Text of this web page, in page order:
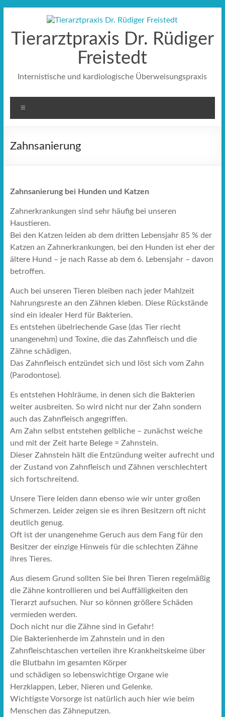
springen
Tierarztpraxis Dr. Rüdiger
Freistedt
Internistische und kardiologische Überweisungspraxis
Zahnsanierung
Zahnsanierung bei Hunden und Katzen
Zahnerkrankungen sind sehr häufig bei unseren
Haustieren.
Bei den Katzen leiden ab dem dritten Lebensjahr 85 % der
Katzen an Zahnerkrankungen, bei den Hunden ist eher der
ältere Hund – je nach Rasse ab dem 6. Lebensjahr – davon
betroffen.
Auch bei unseren Tieren bleiben nach jeder Mahlzeit
Nahrungsreste an den Zähnen kleben. Diese Rückstände
sind ein idealer Herd für Bakterien.
Es entstehen übelriechende Gase (das Tier riecht
unangenehm) und Toxine, die das Zahnfleisch und die
Zähne schädigen.
Das Zahnfleisch entzündet sich und löst sich vom Zahn
(Parodontose).
Es entstehen Hohlräume, in denen sich die Bakterien
weiter ausbreiten. So wird nicht nur der Zahn sondern
auch das Zahnfleisch angegriffen.
Am Zahn selbst entstehen gelbliche – zunächst weiche
und mit der Zeit harte Belege = Zahnstein.
Dieser Zahnstein hält die Entzündung weiter aufrecht und
der Zustand von Zahnfleisch und Zähnen verschlechtert
sich fortschreitend.
Unsere Tiere leiden dann ebenso wie wir unter großen
Schmerzen. Leider zeigen sie es ihren Besitzern oft nicht
deutlich genug.
Oft ist der unangenehme Geruch aus dem Fang für den
Besitzer der einzige Hinweis für die schlechten Zähne
ihres Tieres.
Aus diesem Grund sollten Sie bei Ihren Tieren regelmäßig
die Zähne kontrollieren und bei Auffälligkeiten den
Tierarzt aufsuchen. Nur so können größere Schäden
vermieden werden.
Doch nicht nur die Zähne sind in Gefahr!
Die Bakterienherde im Zahnstein und in den
Zahnfleischtaschen verteilen ihre Krankheitskeime über
die Blutbahn im gesamten Körper
und schädigen so lebenswichtige Organe wie
Herzklappen, Leber, Nieren und Gelenke.
Wichtigste Vorsorge ist natürlich auch hier wie beim
Menschen das Zähneputzen.